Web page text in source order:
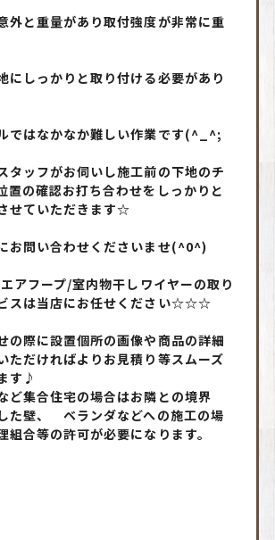
外と重量があり取付強度が非常に重
にしっかりと取り付ける必要があり
ではなかなか難しい作業です(^_^;
タッフがお伺いし施工前の下地のチ
置の確認お打ち合わせをしっかりと
せていただきます☆
お問い合わせくださいませ(^0^)
アフープ/室内物干しワイヤーの取り
スは当店にお任せください☆☆☆
の際に設置個所の画像や商品の詳細
ただければよりお見積り等スムーズ
す♪
ど集合住宅の場合はお隣との境界
た壁、 ベランダなどへの施工の場
組合等の許可が必要になります。